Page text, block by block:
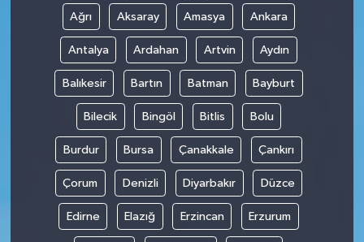
Ağrı Aksaray Amasya Ankara
Antalya Ardahan Artvin Aydın
Balıkesir Bartın Batman Bayburt
Bilecik Bingöl Bitlis Bolu
Burdur Bursa Çanakkale Çankırı
Çorum Denizli Diyarbakır Düzce
Edirne Elazığ Erzincan Erzurum